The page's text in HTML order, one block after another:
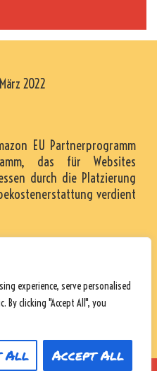
experience, serve personalised
clicking "Accept All", you
All Accept All
2022
EU Partnerprogramm
das für Websites
durch die Platzierung
verdient